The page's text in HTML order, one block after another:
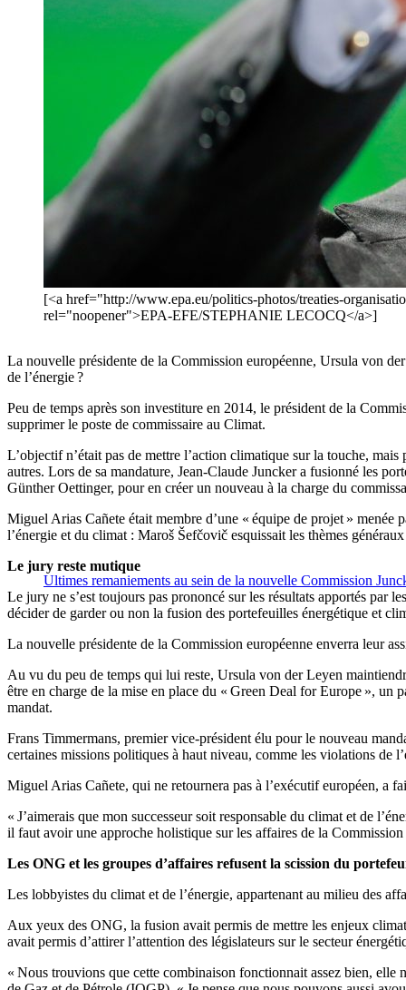
[<a href="http://www.epa.eu/politics-photos/treaties-
rel="noopener">EPA-EFE/STEPHANIE LECOCQ</a>]
La nouvelle présidente de la Commission européenne, Ursula von
de l’énergie ?
Peu de temps après son investiture en 2014, le président de la
supprimer le poste de commissaire au Climat.
L’objectif n’était pas de mettre l’action climatique sur la touche,
autres. Lors de sa mandature, Jean-Claude Juncker a fusionné les
Günther Oettinger, pour en créer un nouveau à la charge du
Miguel Arias Cañete était membre d’une « équipe de projet »
l’énergie et du climat : Maroš Šefčovič esquissait les thèmes
Ultimes remaniements au sein de la nouvelle Commission
Le jury reste mutique
Le jury ne s’est toujours pas prononcé sur les résultats apportés par
décider de garder ou non la fusion des portefeuilles énergétique et
La nouvelle présidente de la Commission européenne enverra leur
Au vu du peu de temps qui lui reste, Ursula von der Leyen
être en charge de la mise en place du « Green Deal for Europe », un
mandat.
Frans Timmermans, premier vice-président élu pour le nouveau
certaines missions politiques à haut niveau, comme les violations de
Miguel Arias Cañete, qui ne retournera pas à l’exécutif européen, a
« J’aimerais que mon successeur soit responsable du climat et de
il faut avoir une approche holistique sur les affaires de la Commission
Les ONG et les groupes d’affaires refusent la scission du
Les lobbyistes du climat et de l’énergie, appartenant au milieu des
Aux yeux des ONG, la fusion avait permis de mettre les enjeux
avait permis d’attirer l’attention des législateurs sur le secteur
« Nous trouvions que cette combinaison fonctionnait assez bien, elle